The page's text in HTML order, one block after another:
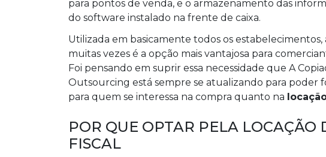
para pontos de venda, e o armazenamento das
do software instalado na frente de caixa.
Utilizada em basicamente todos os estabelecimentos,
muitas vezes é a opção mais vantajosa para
Foi pensando em suprir essa necessidade que A
Outsourcing está sempre se atualizando para
para quem se interessa na compra quanto na
POR QUE OPTAR PELA LOCAÇÃO
FISCAL